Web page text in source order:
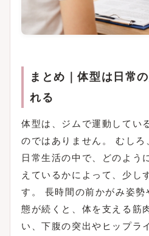
まとめ｜体型は日常
れる
体型は、ジムで運動してい
のではありません。 むしろ
日常生活の中で、どのよう
えているかによって、少し
す。 長時間の前かがみ姿勢
態が続くと、体を支える筋
い、下腹の突出やヒップラ